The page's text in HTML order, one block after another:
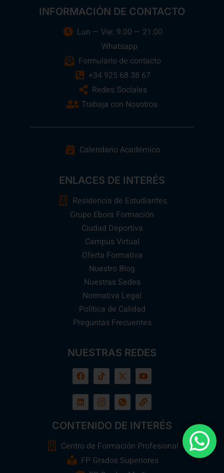
INFORMACIÓN DE CONTACTO
Lun — Vie: 9:00 — 21:00
Whatsapp
Formulario de contacto
+34 925 68 38 67
Redes Sociales
Trabaja con Nosotros
Calendario Académico
ENLACES DE INTERÉS
Residencia de Estudiantes
Grupo Ebora Formación
Ciudad Deportiva
Campus Virtual
Oferta Formativa
Nuestro Blog
Nuestras Sedes
Normativa Legal
Política de Calidad
Preguntas Frecuentes
NUESTRAS REDES
CONTENIDO DE INTERÉS
Centro de Formación Profesional
FP Grados Superiores